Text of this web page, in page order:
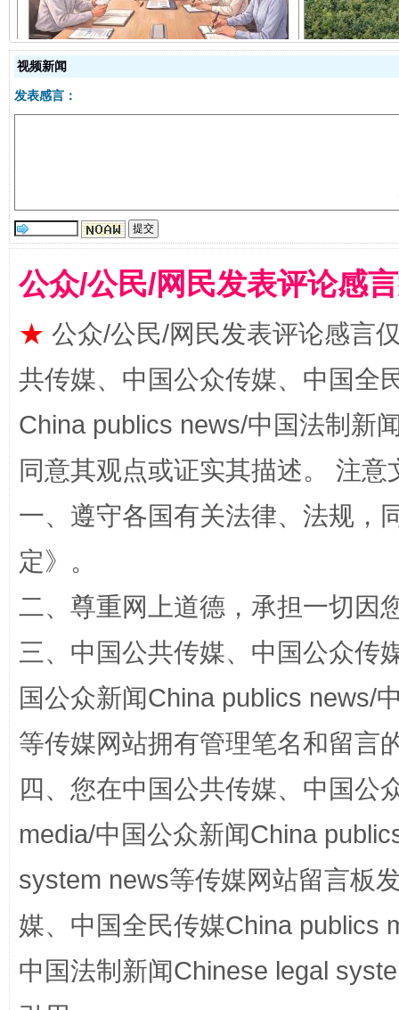
受贿1.44亿！段成刚被判无期
阿坝州三大球赛在茂县开幕 规模
国家大学科技园优化重塑工作
视频新闻
发表感言：
公众/公民/网民发表评论感
★ 公众/公民/网民发表评论感言
共传媒、中国公众传媒、中国全
China publics news/中国法制新
同意其观点或证实其描述。 注
一、遵守各国有关法律、法规，
定》。
二、尊重网上道德，承担一切因
三、中国公共传媒、中国公众传
国公众新闻China publics news/
等传媒网站拥有管理笔名和留言
四、您在中国公共传媒、中国公
media/中国公众新闻China
system news等传媒网站留言板
媒、中国全民传媒China publics
中国法制新闻Chinese legal